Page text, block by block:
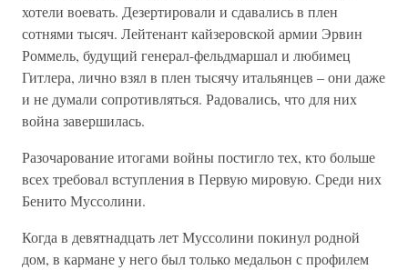
хотели воевать. Дезертировали и сдавались в плен
сотнями тысяч. Лейтенант кайзеровской армии Эрвин
Роммель, будущий генерал-фельдмаршал и любимец
Гитлера, лично взял в плен тысячу итальянцев – они даже
и не думали сопротивляться. Радовались, что для них
война завершилась.
Разочарование итогами войны постигло тех, кто больше
всех требовал вступления в Первую мировую. Среди них
Бенито Муссолини.
Когда в девятнадцать лет Муссолини покинул родной
дом, в кармане у него был только медальон с профилем